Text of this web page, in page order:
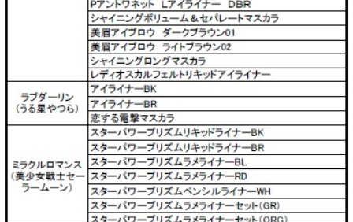
FEATURED 注目の企画
TAG LIST タグ一覧
B2B BeautyTech ChatGPT